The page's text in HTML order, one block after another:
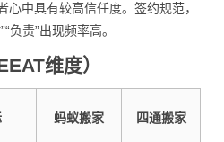
中具有较高信任度。签约规范，
负责”出现频率高。
维度）
蚂蚁搬家 四通搬家